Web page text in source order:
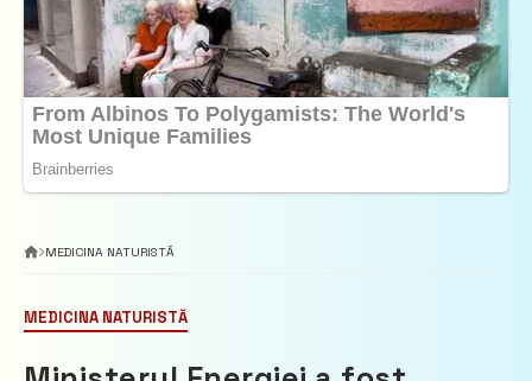
MEDICINA NATURISTĂ
MEDICINA NATURISTĂ